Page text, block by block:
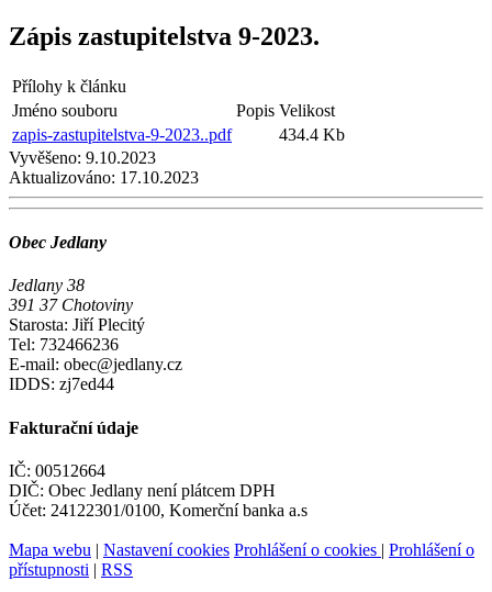
Zápis zastupitelstva 9-2023.
Přílohy k článku
Jméno souboru
Popis Velikost
zapis-zastupitelstva-9-2023..pdf
434.4 Kb
Vyvěšeno: 9.10.2023
Aktualizováno: 17.10.2023
Obec Jedlany
Jedlany 38
391 37 Chotoviny
Starosta: Jiří Plecitý
Tel: 732466236
E-mail: obec@jedlany.cz
IDDS: zj7ed44
Fakturační údaje
IČ: 00512664
DIČ: Obec Jedlany není plátcem DPH
Účet: 24122301/0100, Komerční banka a.s
Mapa webu | Nastavení cookies Prohlášení o cookies | Prohlášení o
přístupnosti | RSS